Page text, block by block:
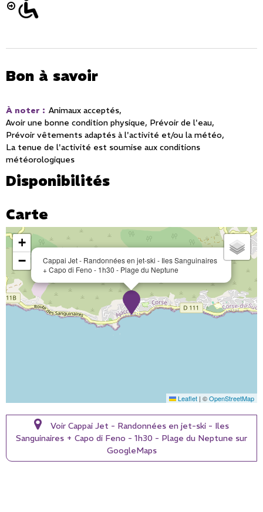
Bon à savoir
À noter : Animaux acceptés
Avoir une bonne condition physique Prévoir de l'eau
Prévoir vêtements adaptés à l'activité et/ou la météo
La tenue de l'activité est soumise aux conditions
météorologiques
Disponibilités
Carte
Cappai Jet - Randonnées en jet-ski - Iles Sanguinaires
+ Capo di Feno - 1h30 - Plage du Neptune
+
−
Leaflet | ©OpenStreetMap
Voir Cappai Jet - Randonnées en jet-ski - Iles
Sanguinaires + Capo di Feno - 1h30 - Plage du Neptune sur
GoogleMaps